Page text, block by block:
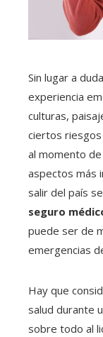
Sin lugar a
experiencia
culturas,
ciertos riesgos
al momento
aspectos más
salir del país
seguro
puede ser de
emergencias
Hay que
salud durante
sobre todo al